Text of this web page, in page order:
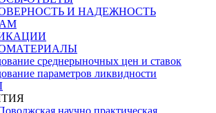
И НАДЕЖНОСТЬ
среднерыночных цен и ставок
параметров ликвидности
научно практическая